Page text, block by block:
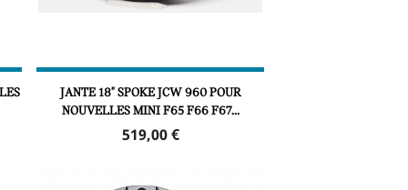
JANTE 18" SPOKE JCW 960 POUR
NOUVELLES MINI F65 F66 F67...
Prix
519,00 €